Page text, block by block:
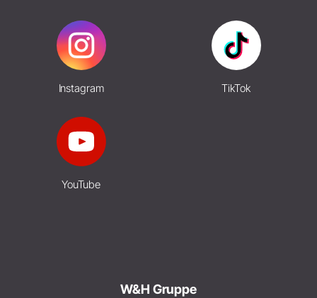
Instagram TikTok
YouTube
W&H Gruppe